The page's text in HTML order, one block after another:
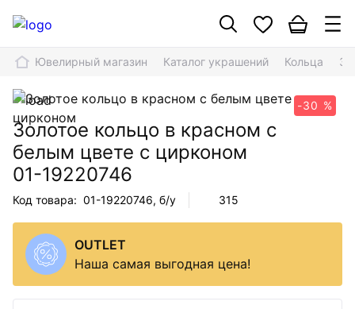
Ювелирный магазин Каталог украшений Кольца
-30 %
Золотое кольцо в красном с
белым цвете с цирконом
01-19220746
Код товара: 01-19220746, б/у 315
OUTLET
Наша самая выгодная цена!